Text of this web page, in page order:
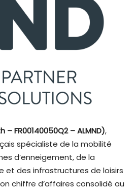
– FR00140050Q2 – ALMND),
spécialiste de la mobilité
d’enneigement, de la
et des infrastructures de loisirs
chiffre d’affaires consolidé au